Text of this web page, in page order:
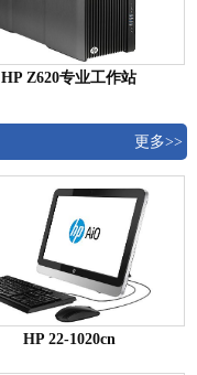
HP Z620专业工作站
更多>>
HP 22-1020cn